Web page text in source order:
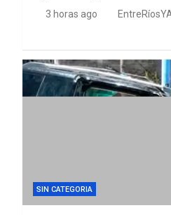
3 horas ago
SIN CATEGORIA